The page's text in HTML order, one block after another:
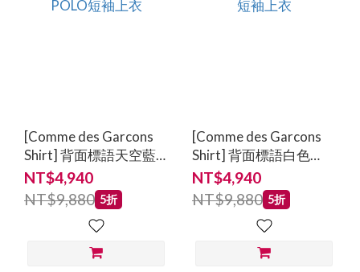
牌
價格
(NT$)
[Comme des Garcons
Shirt] 背面標語天空藍
POLO短袖上衣
NT$4,940
NT$9,880 5折
[Comme des Garcons
Shirt] 背面標語白色
POLO短袖上衣
NT$4,940
NT$9,880 5折